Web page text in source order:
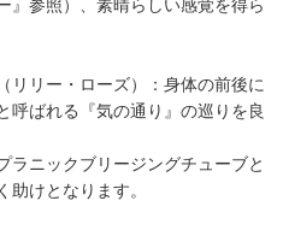
』参照）、素晴らしい感覚を得ら
リリー・ローズ）：身体の前後に
呼ばれる『気の通り』の巡りを良
ラニックブリージングチューブと
けとなります。